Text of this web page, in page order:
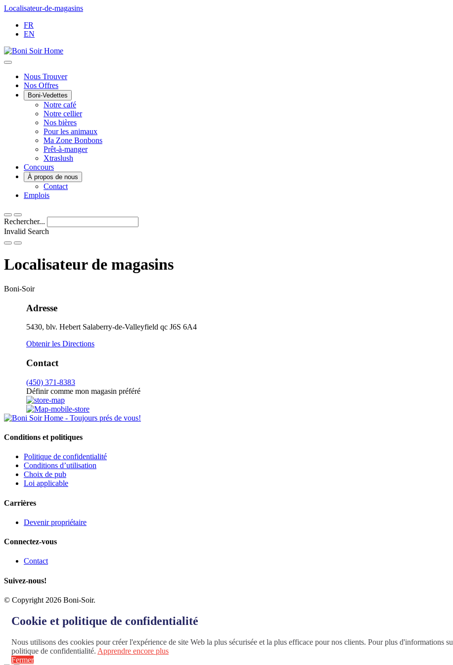
Passer
contenu
Localisateur-de-magasins
FR
EN
Main
Menu
Nous Trouver
Nos Offres
Boni-Vedettes
Notre café
Notre cellier
Nos bières
Pour les animaux
Ma Zone Bonbons
Prêt-à-manger
Xtraslush
Concours
À propos de nous
Contact
Emplois
Rechercher...
Invalid Search
Submit
Localisateur de magasins
Boni-Soir
Adresse
5430, blv. Hebert Salaberry-de-Valleyfield qc J6S 6A4
Obtenir les Directions
Contact
(450) 371-8383
Définir comme mon magasin préféré
Conditions et politiques
Politique de confidentialité
Conditions d’utilisation
Choix de pub
Loi applicable
Carrières
Devenir propriétaire
Connectez-vous
Contact
Suivez-nous!
© Copyright 2026 Boni-Soir.
Cookie et politique de confidentialité
Nous utilisons des cookies pour créer l'expérience de site Web la plus sécurisée et la plus efficace pour nos clients. Pour plus d'informations
politique de confidentialité. Apprendre encore plus
Fermer